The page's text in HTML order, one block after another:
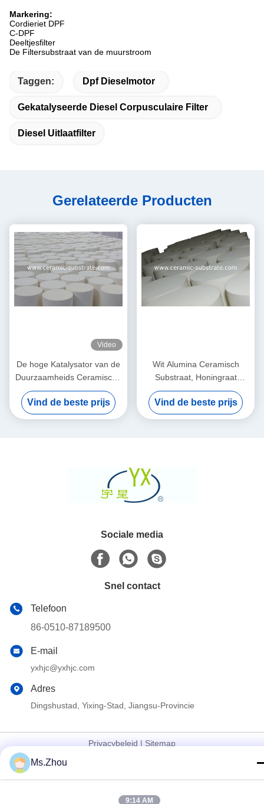
Markering:
Cordieriet DPF
C-DPF
Deeltjesfilter
De Filtersubstraat van de muurstroom
Taggen: Dpf Dieselmotor
Gekatalyseerde Diesel Corpusculaire Filter
Diesel Uitlaatfilter
Gerelateerde Producten
Video
De hoge Katalysator van de
Duurzaamheids Ceramische
Honingraat voor Roetfilter
Vind de beste prijs
Wit Alumina Ceramisch
Substraat, Honingraat
Ceramische Filter voor
Auto/Motorfiets
Vind de beste prijs
Sociale media
Snel contact
Telefoon
86-0510-87189500
E-mail
yxhjc@yxhjc.com
Adres
Dingshustad, Yixing-Stad, Jiangsu-Provincie
Privacybeleid | Sitemap
China Goede kwaliteit Ceramische substraten Leverancier.
Copyright © 2013-2026 Jiangsu Province Yixing Nonmetallic
Ms.Zhou
9:14 AM